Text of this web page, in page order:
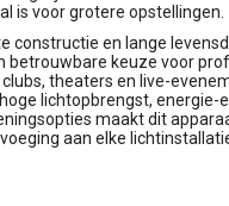
is voor grotere opstellingen.
constructie en lange
betrouwbare keuze voor
theaters en live-
lichtopbrengst, energie-
maakt dit
aan elke